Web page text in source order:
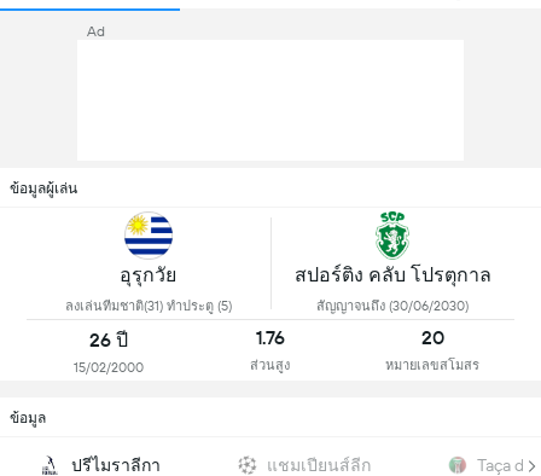
Ad
ข้อมูลผู้เล่น
อุรุกวัย
ลงเล่นทีมชาติ(31) ทำประตู (5)
สปอร์ติง คลับ โปรตุกาล
สัญญาจนถึง (30/06/2030)
26 ปี
15/02/2000
1.76
ส่วนสูง
20
หมายเลขสโมสร
ข้อมูล
ปรีไมราลีกา แชมเปียนส์ลีก Taça de